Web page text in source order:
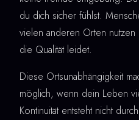
du dich sicher fühlst.
vielen anderen Orten
die Qualität leidet.
Diese Ortsunabhängigkeit
möglich, wenn dein Leben
Kontinuität entsteht nicht